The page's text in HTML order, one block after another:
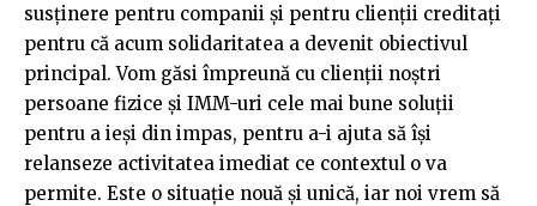
susţinere pentru companii şi pentru clienţii creditaţi
pentru că acum solidaritatea a devenit obiectivul
principal. Vom găsi împreună cu clienţii noştri
persoane fizice şi IMM-uri cele mai bune soluţii
pentru a ieşi din impas, pentru a-i ajuta să îşi
relanseze activitatea imediat ce contextul o va
permite. Este o situaţie nouă şi unică, iar noi vrem să